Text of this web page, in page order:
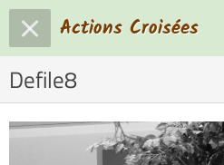
Actions Croisées
Defile8